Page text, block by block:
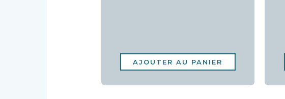
AJOUTER AU PANIER